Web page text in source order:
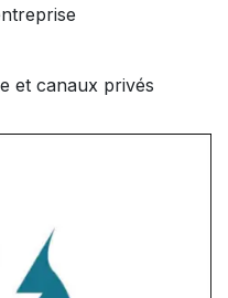
et canaux privés